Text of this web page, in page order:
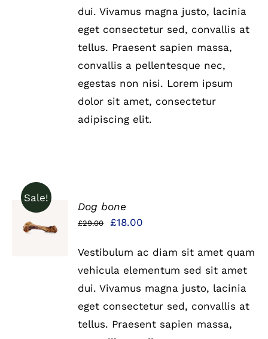
dui. Vivamus magna justo, lacinia
eget consectetur sed, convallis at
tellus. Praesent sapien massa,
convallis a pellentesque nec,
egestas non nisi. Lorem ipsum
dolor sit amet, consectetur
adipiscing elit.
Sale!
IN DEN
WARENKORB
Dog bone
£29.00
Ursprünglicher
war:
£29.00
£18.00
ist:
£18.00.
Vestibulum ac diam sit amet quam
vehicula elementum sed sit amet
dui. Vivamus magna justo, lacinia
eget consectetur sed, convallis at
tellus. Praesent sapien massa,